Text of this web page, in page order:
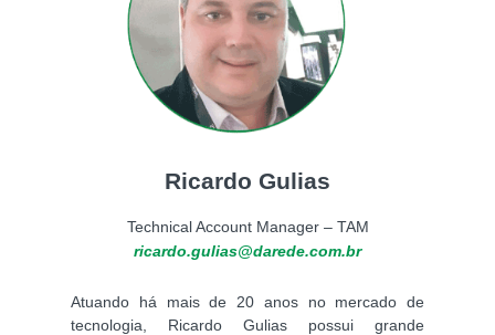
Ricardo Gulias
Technical Account Manager – TAM
ricardo.gulias@darede.com.br
Atuando há mais de 20 anos no mercado de
tecnologia, Ricardo Gulias possui grande